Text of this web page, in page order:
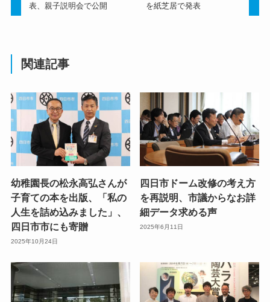
表、親子説明会で公開
を紙芝居で発表
関連記事
幼稚園長の松永高弘さんが
子育ての本を出版、「私の
人生を詰め込みました」、
四日市市にも寄贈
2025年10月24日
四日市ドーム改修の考え方
を再説明、市議からなお詳
細データ求める声
2025年6月11日